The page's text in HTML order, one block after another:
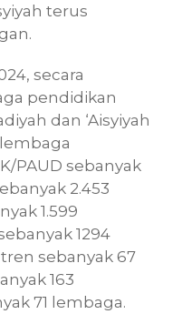
terus
secara
pendidikan
dan ‘Aisyiyah
PAUD sebanyak
2.453
1.599
1294
sebanyak 67
163
71 lembaga.